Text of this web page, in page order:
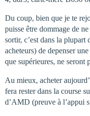
Du coup, bien que je te
puisse être dommage de
sortir, c’est dans la
acheteurs) de depenser
que supérieures, ne seront
Au mieux, acheter
fera rester dans la course
d’AMD (preuve à l’appui